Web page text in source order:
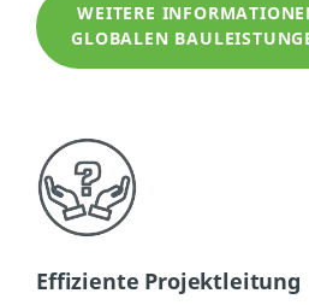
WEITERE
GLOBALEN
Effiziente Projektleitung